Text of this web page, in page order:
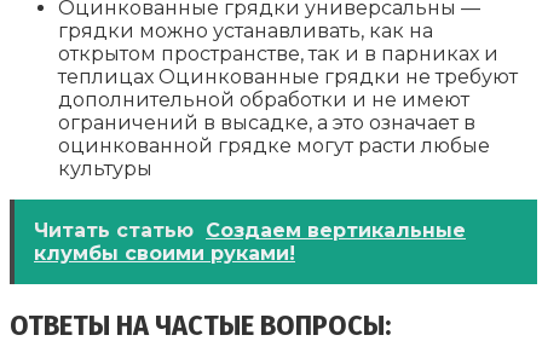
Оцинкованные грядки универсальны —
грядки можно устанавливать, как на
открытом пространстве, так и в парниках и
теплицах Оцинкованные грядки не требуют
дополнительной обработки и не имеют
ограничений в высадке, а это означает в
оцинкованной грядке могут расти любые
культуры
Читать статью Создаем вертикальные
клумбы своими руками!
ОТВЕТЫ НА ЧАСТЫЕ ВОПРОСЫ: